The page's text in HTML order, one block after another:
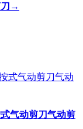
→
气动剪刀气动剪